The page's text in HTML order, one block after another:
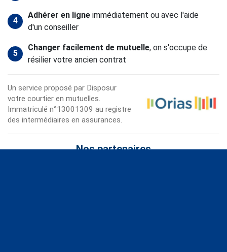
4
Adhérer en ligne immédiatement ou avec l'aide
d'un conseiller
5
Changer facilement de mutuelle, on s'occupe de
résilier votre ancien contrat
Un service proposé par Disposur
votre courtier en mutuelles.
Immatriculé n°13001309 au registre
des intermédiaires en assurances.
Nos partenaires